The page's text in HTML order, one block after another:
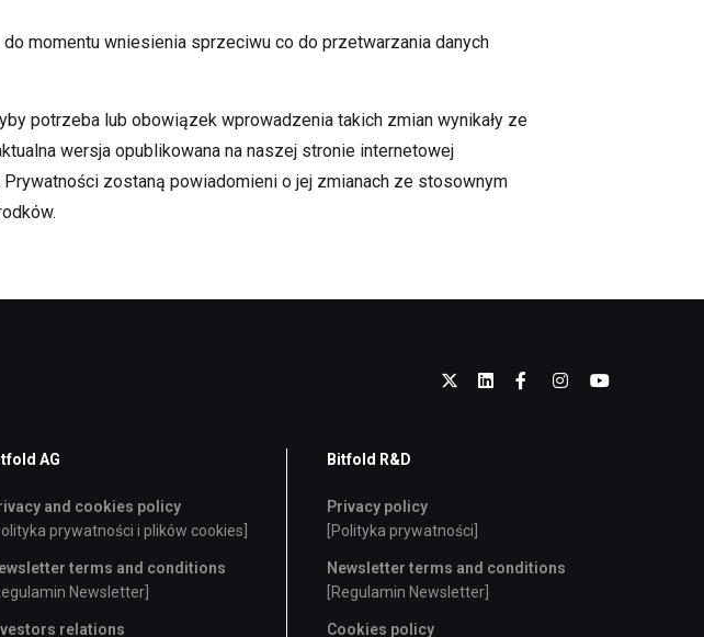
momentu wniesienia sprzeciwu co do przetwarzania danych
potrzeba lub obowiązek wprowadzenia takich zmian wynikały ze
wersja opublikowana na naszej stronie internetowej
zostaną powiadomieni o jej zmianach ze stosownym
AG
and cookies policy
prywatności i plików cookies]
terms and conditions
Newsletter]
relations
Bitfold R&D
Privacy policy
[Polityka prywatności]
Newsletter terms and conditions
[Regulamin Newsletter]
Cookies policy